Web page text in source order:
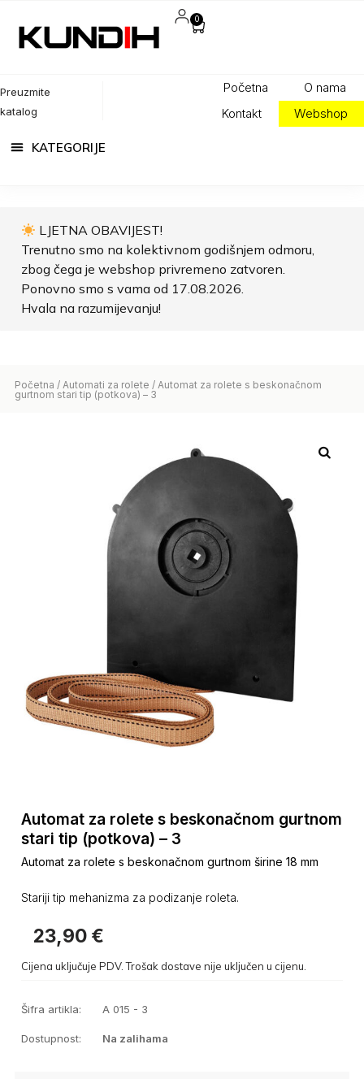
Početna
O nama
Kontakt
Webshop
Preuzmite
katalog
0
LJETNA OBAVIJEST!
Trenutno smo na kolektivnom godišnjem odmoru,
zbog čega je webshop privremeno zatvoren.
Ponovno smo s vama od 17.08.2026.
Hvala na razumijevanju!
Početna / Automati za rolete / Automat za rolete s beskonačnom
gurtnom stari tip (potkova) – 3
Automat za rolete s beskonačnom gurtnom
stari tip (potkova) – 3
Automat za rolete s beskonačnom gurtnom širine 18 mm
Stariji tip mehanizma za podizanje roleta.
23,90 €
Cijena uključuje PDV. Trošak dostave nije uključen u cijenu.
Šifra artikla: A 015 - 3
Dostupnost: Na zalihama